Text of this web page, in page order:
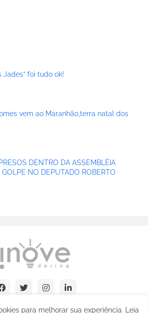
Jades” foi tudo ok!
vem ao Maranhão,terra natal dos
DENTRO DA ASSEMBLÉIA
NO DEPUTADO ROBERTO
para melhorar sua experiência. Leia